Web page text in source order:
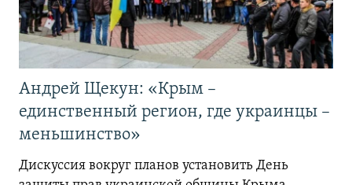
Андрей Щекун: «Крым –
единственный регион, где украинцы –
меньшинство»
Дискуссия вокруг планов установить День